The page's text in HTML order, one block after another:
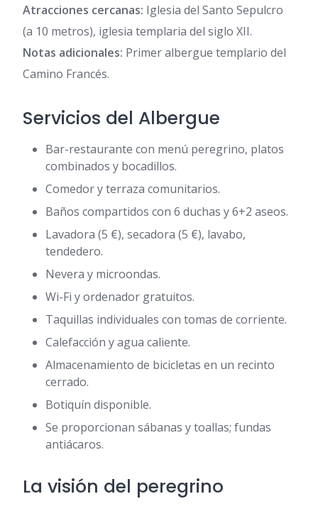
Atracciones cercanas: Iglesia del Santo Sepulcro
(a 10 metros), iglesia templaria del siglo XII.
Notas adicionales: Primer albergue templario del
Camino Francés.
Servicios del Albergue
Bar-restaurante con menú peregrino, platos
combinados y bocadillos.
Comedor y terraza comunitarios.
Baños compartidos con 6 duchas y 6+2 aseos.
Lavadora (5 €), secadora (5 €), lavabo,
tendedero.
Nevera y microondas.
Wi-Fi y ordenador gratuitos.
Taquillas individuales con tomas de corriente.
Calefacción y agua caliente.
Almacenamiento de bicicletas en un recinto
cerrado.
Botiquín disponible.
Se proporcionan sábanas y toallas; fundas
antiácaros.
La visión del peregrino